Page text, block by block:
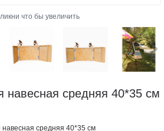
что бы увеличить
навесная средняя 40*35 см
навесная средняя 40*35 см